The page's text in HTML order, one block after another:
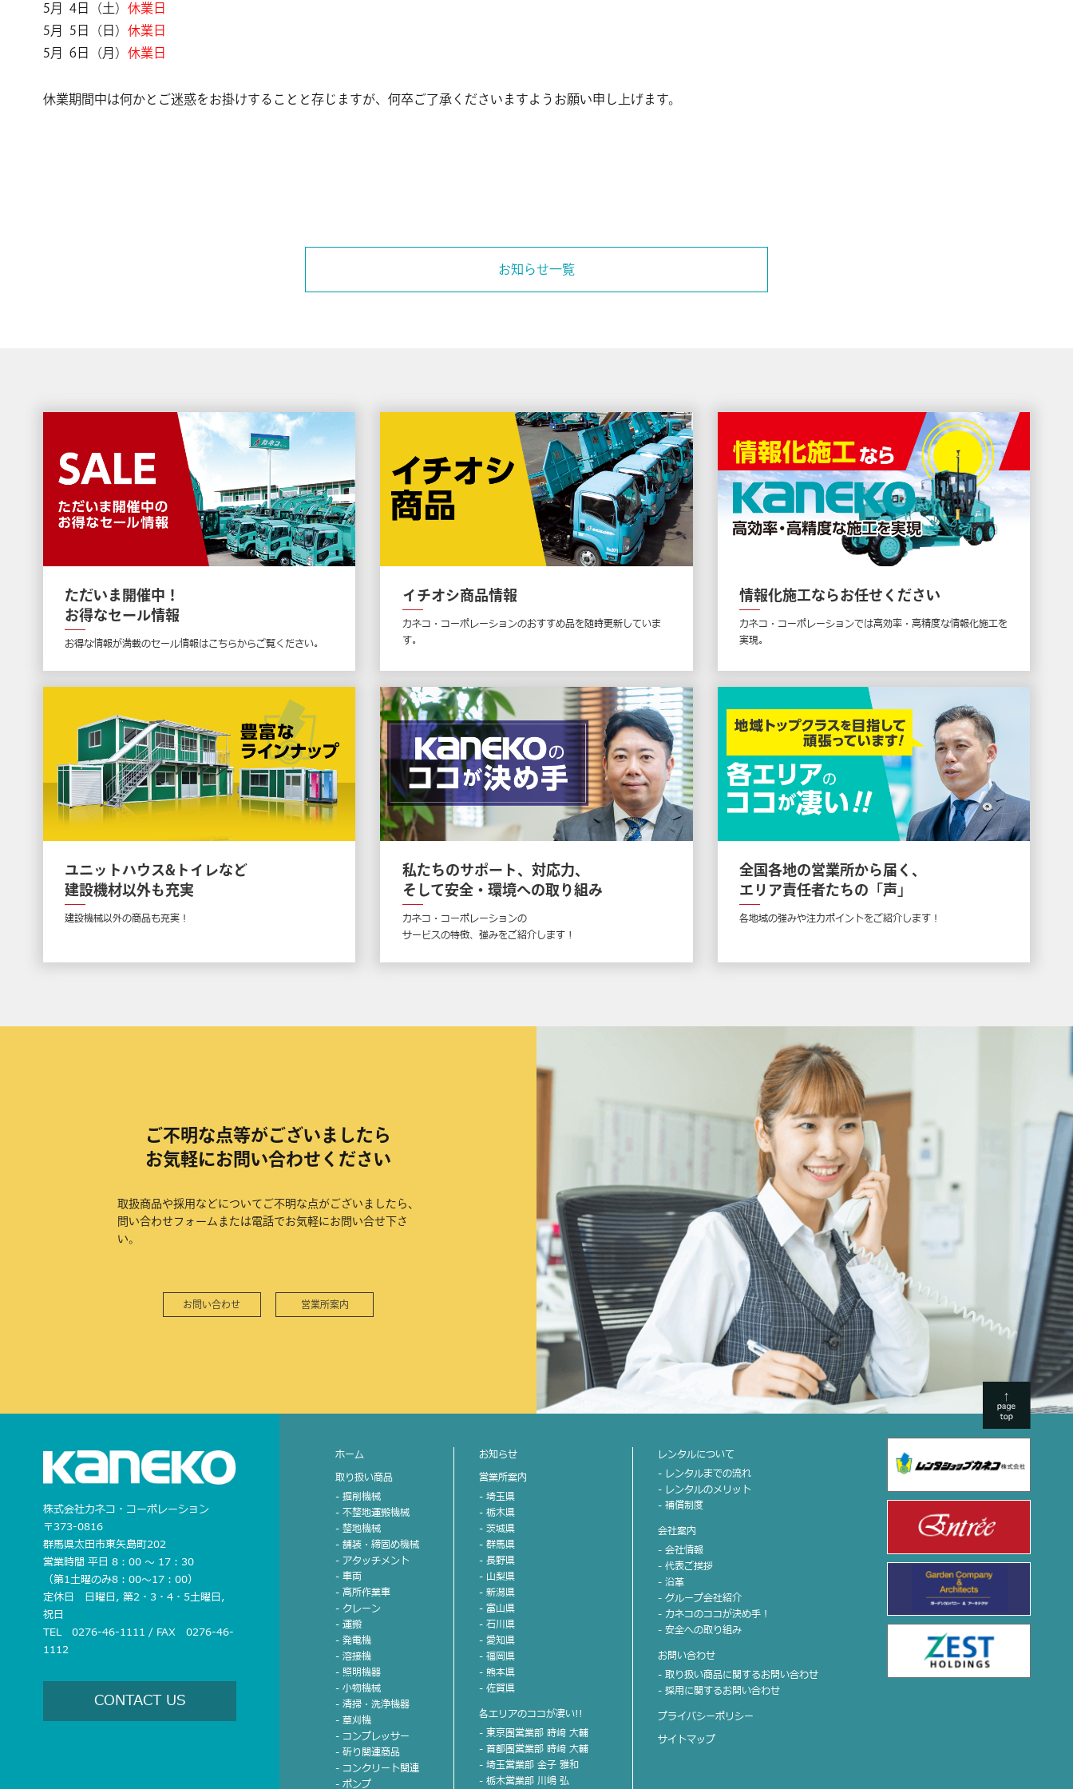
5月 4日（土） 休業日
5月 5日（日） 休業日
5月 6日（月） 休業日
休業期間中は何かとご迷惑をお掛けすることと存じますが、何卒ご了承くださいますようお願い申し上げます。
お知らせ一覧
ただいま開催中！
お得なセール情報
お得な情報が満載のセール情報はこちらからご覧ください。
イチオシ商品情報
カネコ・コーポレーションのおすすめ品を随時更新していま
す。
情報化施工ならお任せください
カネコ・コーポレーションでは高効率・高精度な情報化施工を
実現。
ユニットハウス&トイレなど
建設機材以外も充実
建設機械以外の商品も充実！
私たちのサポート、対応力、
そして安全・環境への取り組み
カネコ・コーポレーションの
サービスの特徴、強みをご紹介します !
全国各地の営業所から届く、
エリア責任者たちの「声」
各地域の強みや注力ポイントをご紹介します！
ご不明な点等がございましたら
お気軽にお問い合わせください
取扱商品や採用などについてご不明な点がございましたら、
問い合わせフォームまたは電話でお気軽にお問い合せ下さ
い。
お問い合わせ 営業所案内
株式会社カネコ・コーポレーション
〒373-0816
群馬県太田市東矢島町202
営業時間 平日 8：00 〜 17：30
（第1土曜のみ8：00〜17：00）
定休日 日曜日, 第2・3・4・5土曜日,
祝日
TEL 0276-46-1111 / FAX 0276-46-
1112
CONTACT US
ホーム
取り扱い商品
- 掘削機械
- 不整地運搬機械
- 整地機械
- 舗装・締固め機械
- アタッチメント
- 車両
- 高所作業車
- クレーン
- 運搬
- 発電機
- 溶接機
- 照明機器
- 小物機械
- 清掃・洗浄機器
- 草刈機
- コンプレッサー
- 斫り関連商品
- コンクリート関連
- ポンプ
お知らせ
営業所案内
- 埼玉県
- 栃木県
- 茨城県
- 群馬県
- 長野県
- 山梨県
- 新潟県
- 富山県
- 石川県
- 愛知県
- 福岡県
- 熊本県
- 佐賀県
各エリアのココが凄い!!
- 東京圏営業部 時﨑 大輔
- 首都圏営業部 時﨑 大輔
- 埼玉営業部 金子 雅和
- 栃木営業部 川嶋 弘
レンタルについて
- レンタルまでの流れ
- レンタルのメリット
- 補償制度
会社案内
- 会社情報
- 代表ご挨拶
- 沿革
- グループ会社紹介
- カネコのココが決め手！
- 安全への取り組み
お問い合わせ
- 取り扱い商品に関するお問い合わせ
- 採用に関するお問い合わせ
プライバシーポリシー
サイトマップ